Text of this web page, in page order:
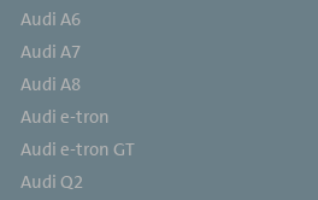
Audi A6
Audi A7
Audi A8
Audi e-tron
Audi e-tron GT
Audi Q2